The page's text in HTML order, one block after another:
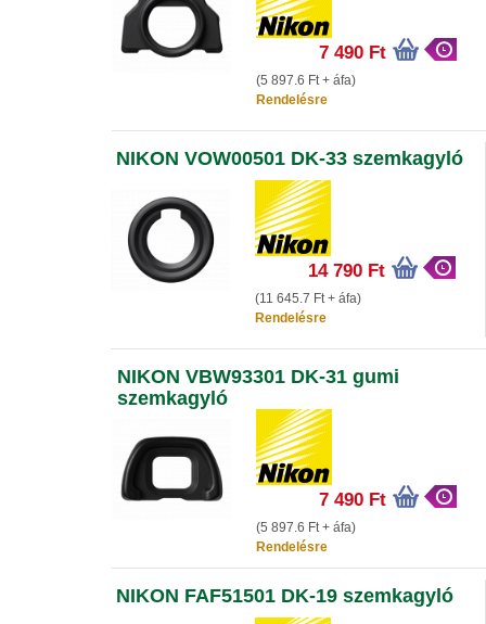
7 490 Ft
(5 897.6 Ft + áfa)
Rendelésre
NIKON VOW00501 DK-33 szemkagyló
14 790 Ft
(11 645.7 Ft + áfa)
Rendelésre
NIKON VBW93301 DK-31 gumi
szemkagyló
7 490 Ft
(5 897.6 Ft + áfa)
Rendelésre
NIKON FAF51501 DK-19 szemkagyló